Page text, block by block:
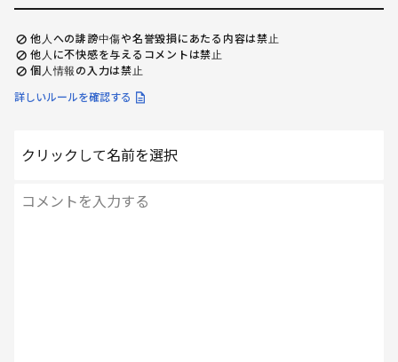
他人への誹謗中傷や名誉毀損にあたる内容は禁止
他人に不快感を与えるコメントは禁止
個人情報の入力は禁止
詳しいルールを確認する
クリックして名前を選択